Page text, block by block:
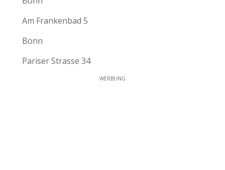
Am Frankenbad 5
Bonn
Pariser Strasse 34
WERBUNG